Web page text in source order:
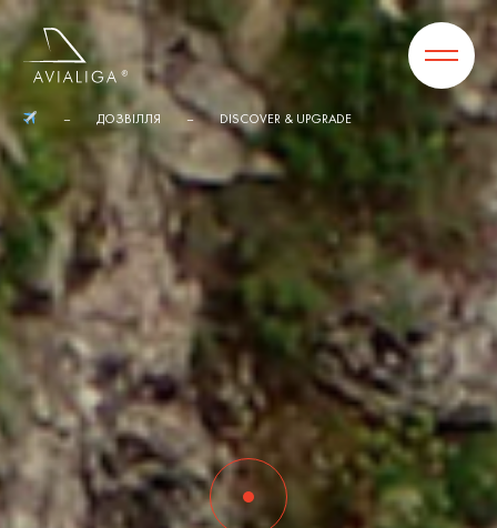
ДОЗВІЛЛЯ DISCOVER & UPGRADE